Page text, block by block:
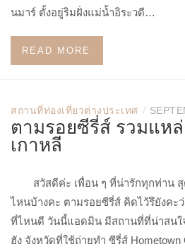
นมาร์ ตั้งอยู่ริมฝั่งแม่น้ำอิระวดี…
READ MORE
สถานที่ท่องเที่ยวต่างประเทศ /
ตามรอยซีรี่ส์ รวมแหล่
เกาหลี
สวัสดีค่ะ เพื่อน ๆ ที่น่ารักทุกท่าน สุ
ไหนบ้างคะ ตามรอยซีรี่ส์ คิดไว้รึยังคะ
ที่ไหนดี วันนี้แอดมิน มีสถานที่ที่น่าสน
ฮัง จังหวัดที่ใช้ถ่ายทำ ซีรี่ส์ Hometown